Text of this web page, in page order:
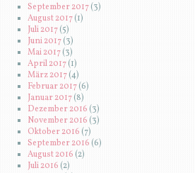
September 2017(3)
August 2017(1)
Juli 2017(5)
Juni 2017(3)
Mai 2017(3)
April 2017(1)
März 2017(4)
Februar 2017(6)
Januar 2017(8)
Dezember 2016 (3)
November 2016 (3)
Oktober 2016(7)
September 2016 (6)
August 2016(2)
Juli 2016(2)